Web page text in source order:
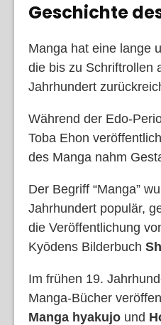
Geschichte
Manga hat eine lange
die bis zu Schriftrollen
Jahrhundert
Während der Edo-
Toba Ehon
des Manga nahm
Der Begriff “Manga”
Jahrhundert populär,
die Veröffentlichung
Kyōdens Bilderbuch
Im frühen 19.
Manga-Bücher
Manga hyakujo und